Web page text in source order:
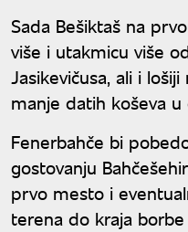
Sada Bešiktaš na
više i utakmicu više
Jasikevičusa, ali i
manje datih koševa u
Fenerbahče bi
gostovanju
prvo mesto i
terena do kraja